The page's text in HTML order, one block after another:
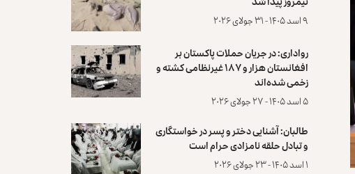
۹ اسد ۱۴۰۵ - ۳۱ جولای ۲۰۲۶
رواداری: در جریان حملات پاکستان بر
افغانستان هزار و ۱۸۷ غیرنظامی کشته و
زخمی شده‌اند
۵ اسد ۱۴۰۵ - ۲۷ جولای ۲۰۲۶
طالبان: آشنایی دختر و پسر در خواستگاری
و تبادل حلقه نامزادی حرام است
۱ اسد ۱۴۰۵ - ۲۳ جولای ۲۰۲۶